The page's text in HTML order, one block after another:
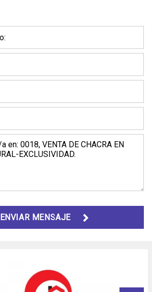
ENVIAR MENSAJE